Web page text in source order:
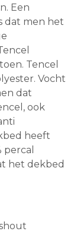
Een
dat men het
Tencel
Vocht
dat
ook
heeft
het dekbed